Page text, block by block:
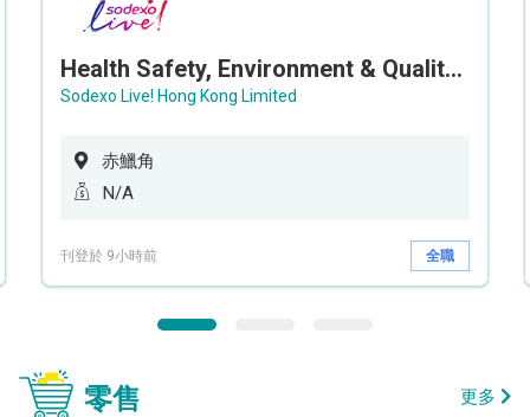
Health Safety, Environment & Quality Assurance Officer (Maternity cover – 5 months contract)
Sodexo Live! Hong Kong Limited
赤鱲角
N/A
刊登於 9小時前 全職
零售 更多